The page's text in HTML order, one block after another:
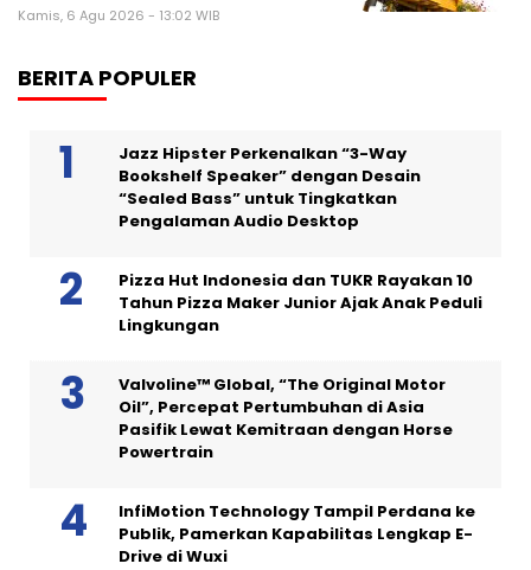
Kamis, 6 Agu 2026 - 13:02 WIB
BERITA POPULER
Jazz Hipster Perkenalkan “3-Way
Bookshelf Speaker” dengan Desain
“Sealed Bass” untuk Tingkatkan
Pengalaman Audio Desktop
Pizza Hut Indonesia dan TUKR Rayakan 10
Tahun Pizza Maker Junior Ajak Anak Peduli
Lingkungan
Valvoline™ Global, “The Original Motor
Oil”, Percepat Pertumbuhan di Asia
Pasifik Lewat Kemitraan dengan Horse
Powertrain
InfiMotion Technology Tampil Perdana ke
Publik, Pamerkan Kapabilitas Lengkap E-
Drive di Wuxi